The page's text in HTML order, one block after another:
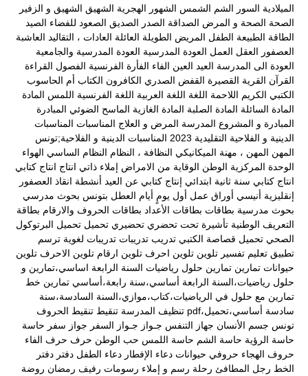
الميلادية السور الشم الشمس الشهور الهجرية الشهيق الشهيق و الزفير
الصحة الصحة و المرض الصداقة الصدر الصديق الصعود للفضاء الصيد
الطاقة الطبيعة الطفل المريض الطويلة العائلة العادات ، التقاليد العاشبة
العصفور العقل العمل العودة المدرسية العودة المدرسية والجامعية
العودة الى المدرسة العيد العين الفاء الفأرة الفرنسية الفصول القراءة
القرآن القرية القصيرة القفض الصدري الكافرون الكتاب أم الحاسوب
الكتبي الكريم اللاحمة اللغة اللغة العربية اللغة الفرنسية اللمس المادة
المادة السائلة المادة الصلبة المادة الغازية الماسح الضوئي المبادرة
المبادرة و المشروع المدرسة المرض و العلاج المناسبات المناسبات
الدينية و الفلاحية التقليدية 2023
المناسبات الدينية و الفلاحية;تونس
المهن المهن ، مهنة الميكانيكي النظافة ، النظام النظام الساسي الهواء
الوحدة المركزية الوطن الوقاية من الامراض إملاء ذاتي انتاج انتاج كتابي
انتاج كتابي سنة ثانية ابتدائي إنتاج كتابي عن العيد أنشطة انقاذ العصفور
إنقليزية أنيسي أوراق عمل أول يومٍ أيام العطل بتونس بحوث مدرسي
بحوث مدرسية بطاقات بطاقات الأعداد بطاقات الحروف والارقام بطاقة
التعريف الوطنية تأشيرة تحت تحضري تحضيري تحميل تحميل البرتوكول
الصحي تحميل قصاصة الكتبي تدريب تدريبات تدريبات لغوية ترسم
تطبيق تعليم تفسير تلوين تلوين احرف تلوين ارقام تلوين الاحرف تلوين
حيوانات تمارين تمارين حلول رياضيات السنة الرابعة اساسي،تمارين و
حلول رياضيات،السنة الرابعة أساسي،سنة رابعة،أساسي تمارين خط
تمارين مع حلول في الرياضيات،كتاب،موازي،السنة السادسة،سنة
سادسة أساسي،تحميل،pdf
تنظيف المدرسة تنقيط تنقيط الحروف
تونس جسم الأنسان جهاز التنفس جـواز جـواز السفر جواز سفر حاسة
حاسة الرؤية حاسة الشم حاسة اللمس حب الوطن حرف حرف الفاء
حروف الهجاء حروفي حيوانات دعاء الإفطار دعاء الطفل دفتر دفتر
الخط رجل المطافئ رحلة رسم و إملاء رسومات رفيف رمضان روضة